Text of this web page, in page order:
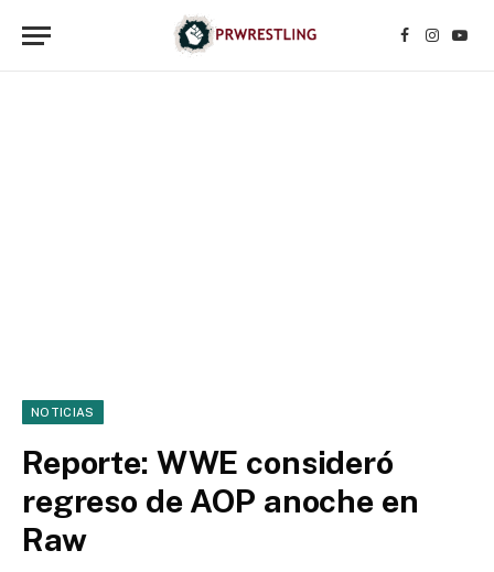
Facebook
NOTICIAS
Reporte: WWE consideró
regreso de AOP anoche en
Raw